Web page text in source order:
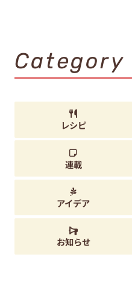
Category
レシピ
連載
アイデア
お知らせ